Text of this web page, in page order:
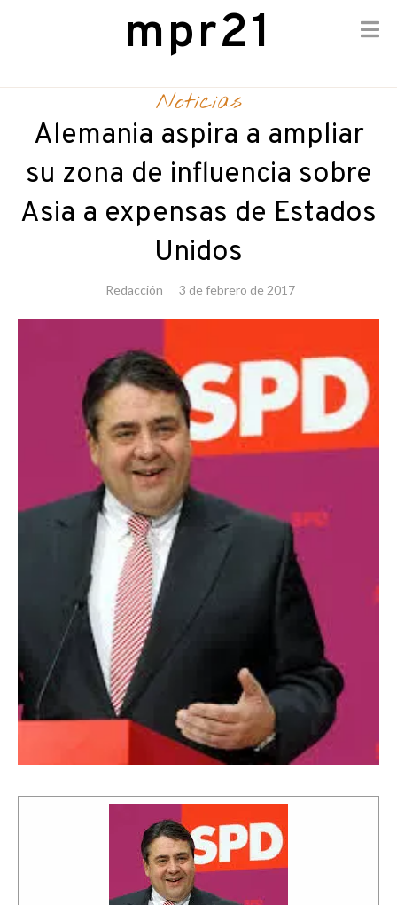
content
mpr21
Noticias
Alemania aspira a ampliar
su zona de influencia sobre
Asia a expensas de Estados
Unidos
Redacción 3 de febrero de 2017